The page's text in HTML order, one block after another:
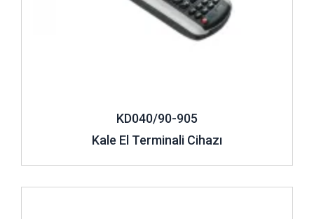
KD040/90-905
Kale El Terminali Cihazı